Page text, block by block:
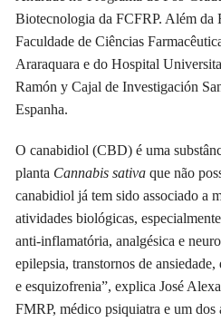
Biotecnologia da FCFRP. Além da
Faculdade de Ciências
Araraquara e do Hospital
Ramón y Cajal de Investigación
Espanha.
O canabidiol (CBD) é uma
planta Cannabis sativa que não
canabidiol já tem sido associado a
atividades biológicas,
anti-inflamatória, analgésica e
epilepsia, transtornos de
e esquizofrenia”, explica José
FMRP, médico psiquiatra e um dos